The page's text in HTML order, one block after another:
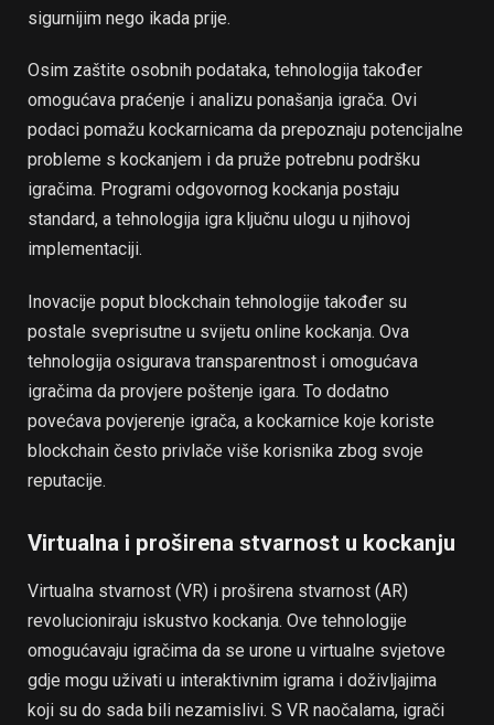
sigurnijim nego ikada prije.
Osim zaštite osobnih podataka, tehnologija također
omogućava praćenje i analizu ponašanja igrača. Ovi
podaci pomažu kockarnicama da prepoznaju potencijalne
probleme s kockanjem i da pruže potrebnu podršku
igračima. Programi odgovornog kockanja postaju
standard, a tehnologija igra ključnu ulogu u njihovoj
implementaciji.
Inovacije poput blockchain tehnologije također su
postale sveprisutne u svijetu online kockanja. Ova
tehnologija osigurava transparentnost i omogućava
igračima da provjere poštenje igara. To dodatno
povećava povjerenje igrača, a kockarnice koje koriste
blockchain često privlače više korisnika zbog svoje
reputacije.
Virtualna i proširena stvarnost u kockanju
Virtualna stvarnost (VR) i proširena stvarnost (AR)
revolucioniraju iskustvo kockanja. Ove tehnologije
omogućavaju igračima da se urone u virtualne svjetove
gdje mogu uživati u interaktivnim igrama i doživljajima
koji su do sada bili nezamislivi. S VR naočalama, igrači